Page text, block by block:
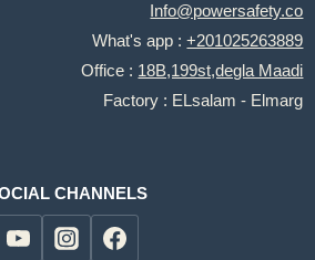
Info@powersafety.co
What's app :+201025263889
Office : 18B,199st,degla Maadi
Factory : ELsalam - Elmarg
CHANNELS